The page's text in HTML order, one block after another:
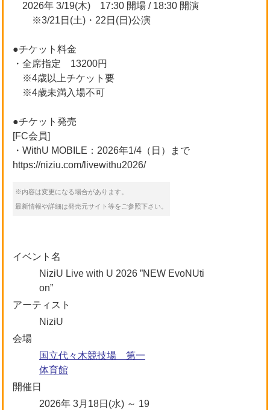
2026年 3/19(木) 17:30 開場 / 18:30 開演
※3/21日(土)・22日(日)公演
●チケット料金
・全席指定 13200円
※4歳以上チケット要
※4歳未満入場不可
●チケット発売
[FC会員]
・WithU MOBILE：2026年1/4（日）まで
https://niziu.com/livewithu2026/
※内容は変更になる場合があります。
最新情報や詳細は発売元サイト等をご参照下さい。
イベント名
NiziU Live with U 2026 ”NEW EvoNUti
on”
アーティスト
NiziU
会場
国立代々木競技場 第一
体育館
開催日
2026年 3月18日(水) ～ 19